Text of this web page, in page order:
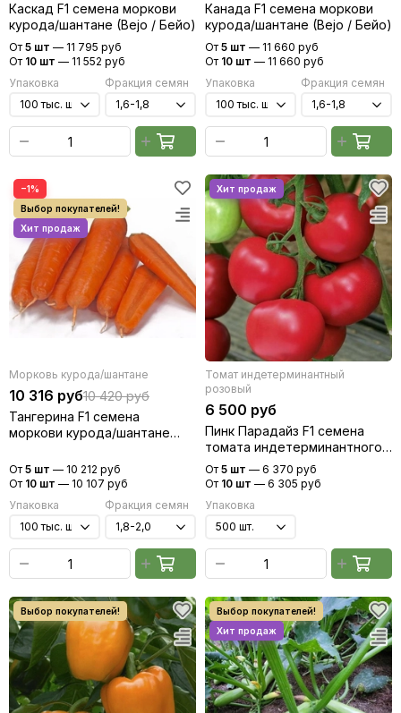
Каскад F1 семена моркови
курода/шантане (Bejo / Бейо)
От 5 шт — 11 795 руб
От 10 шт — 11 552 руб
Упаковка
Фракция семян
Канада F1 семена моркови
курода/шантане (Bejo / Бейо)
От 5 шт — 11 660 руб
От 10 шт — 11 660 руб
Упаковка
Фракция семян
−1%
Морковь курода/шантане
10 316 руб10 420 руб
Тангерина F1 семена
моркови курода/шантане
От 5 шт — 10 212 руб
От 10 шт — 10 107 руб
Упаковка
Фракция семян
Томат индетерминантный
розовый
6 500 руб
Пинк Парадайз F1 семена
томата индетерминантного
(Sakata / Саката)
От 5 шт — 6 370 руб
От 10 шт — 6 305 руб
Упаковка